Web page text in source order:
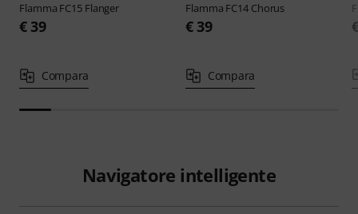
Flamma FC15 Flanger
€ 39
Compara
Flamma FC14 Chorus
€ 39
Compara
Navigatore intelligente